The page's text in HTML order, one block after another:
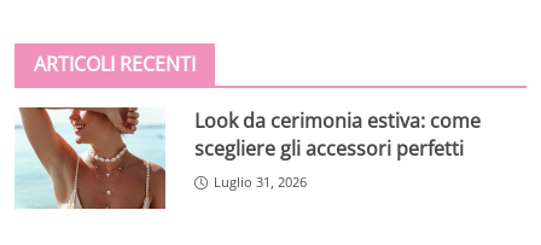
ARTICOLI RECENTI
Look da cerimonia estiva: come
scegliere gli accessori perfetti
Luglio 31, 2026